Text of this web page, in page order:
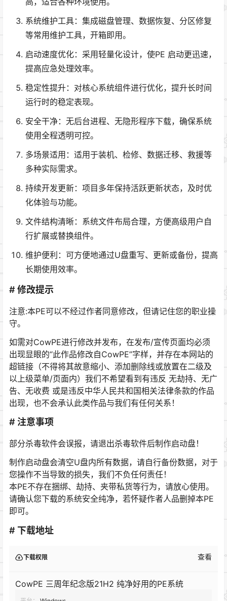
系统维护工具：集成磁盘管理、数据恢复、分区修复
等常用维护工具，开箱即用。
启动速度优化：采用轻量化设计，使PE 启动更迅速，
提高应急处理效率。
稳定性提升：对核心系统组件进行优化，提升长时间
运行时的稳定表现。
安全干净：无后台进程、无隐形程序下载，确保系统
使用全程透明可控。
多场景适用：适用于装机、检修、数据迁移、救援等
多种实际需求。
持续开发更新：项目多年保持活跃更新状态，及时优
化体验与功能。
文件结构清晰：系统文件布局合理，方便高级用户自
行扩展或替换组件。
维护便利：可方便地通过U盘重写、更新或备份，提高
长期使用效率。
# 修改提示
注意:本PE可以不经过作者同意修改，但请记住您的职业操
守。
如需对CowPE进行修改并发布，在发布/宣传页面均必须
出现显眼的“此作品修改自CowPE”字样，并存在本网站的
超链接（不得将其故意缩小、添加删除线或放置在二级及
以上级菜单/页面内）我们不希望看到有违反 无劫持、无广
告、无收费 或是违反中华人民共和国相关法律条款的作品
出现，也不会承认此类作品与我们有任何关系！
# 注意事项
部分杀毒软件会误报，请退出杀毒软件后制作启动盘！
制作启动盘会清空U盘内所有数据，请自行备份数据，对于
您操作不当导致的损失，我们不负任何责任！
本PE不存在捆绑、劫持、夹带私货等行为，请放心使用。
请确认您下载的系统安全纯净，若怀疑作者人品删掉本PE
即可。
# 下载地址
下载权限 查看
CowPE 三周年纪念版21H2 纯净好用的PE系统